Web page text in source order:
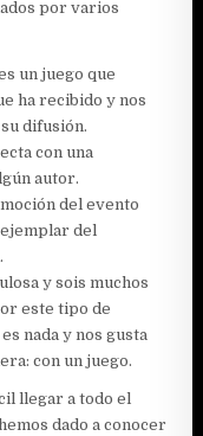
por varios
un juego que
ha recibido y nos
difusión.
con una
autor.
del evento
del
y sois muchos
este tipo de
nada y nos gusta
con un juego.
llegar a todo el
dado a conocer